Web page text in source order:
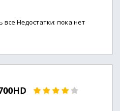
все Недостатки: пока нет